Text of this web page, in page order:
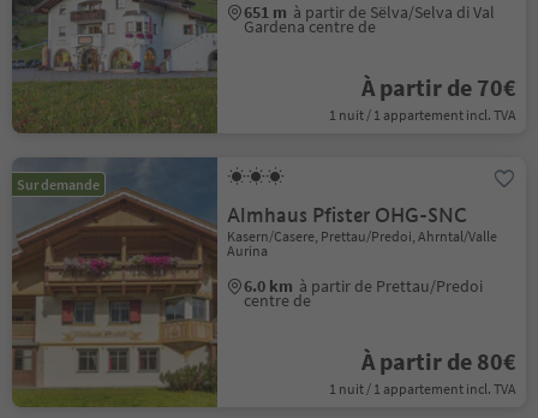
651 m à partir de Sëlva/Selva di Val
Gardena centre de
À partir de 70€
1 nuit / 1 appartement incl. TVA
Sur demande
Almhaus Pfister OHG-SNC
Kasern/Casere, Prettau/Predoi, Ahrntal/Valle
Aurina
6.0 km à partir de Prettau/Predoi
centre de
À partir de 80€
1 nuit / 1 appartement incl. TVA